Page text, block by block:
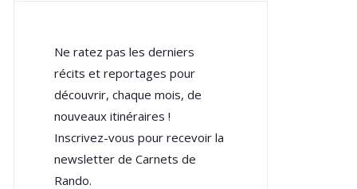
Ne ratez pas les derniers
récits et reportages pour
découvrir, chaque mois, de
nouveaux itinéraires !
Inscrivez-vous pour recevoir la
newsletter de Carnets de
Rando.